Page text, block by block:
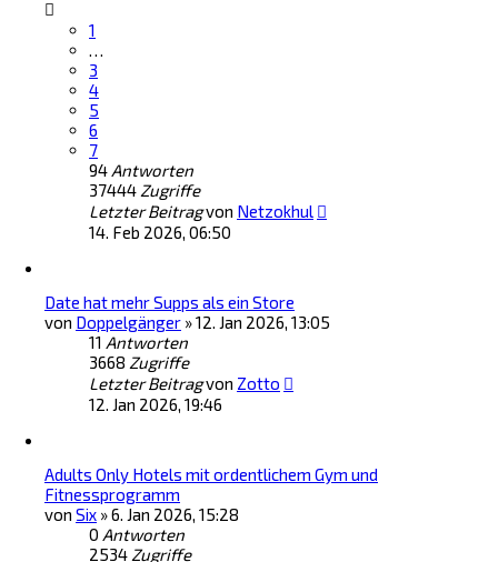
1
…
3
4
5
6
7
94 Antworten
37444 Zugriffe
Letzter Beitragvon Netzokhul
14. Feb 2026, 06:50
Date hat mehr Supps als ein Store
von Doppelgänger »12. Jan 2026, 13:05
11 Antworten
3668 Zugriffe
Letzter Beitragvon Zotto
12. Jan 2026, 19:46
Adults Only Hotels mit ordentlichem Gym und
Fitnessprogramm
von Six »6. Jan 2026, 15:28
0 Antworten
2534 Zugriffe